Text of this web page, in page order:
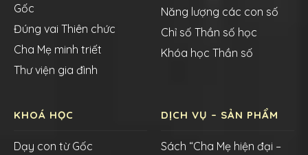
Gốc
Đúng vai Thiên chức
Cha Mẹ minh triết
Thư viện gia đình
Năng lượng các con số
Chỉ số Thần số học
Khóa học Thần số
KHOÁ HỌC
Dạy con từ Gốc
DỊCH VỤ – SẢN PHẨM
Sách “Cha Mẹ hiện đại –